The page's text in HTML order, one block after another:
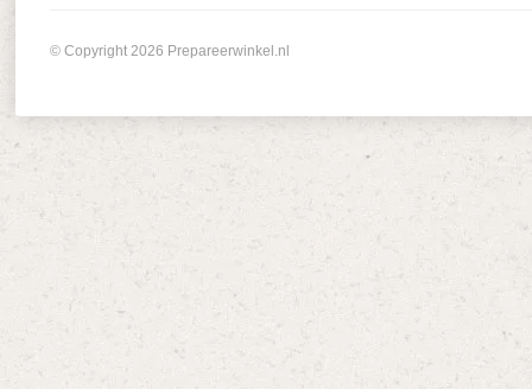
© Copyright 2026 Prepareerwinkel.nl